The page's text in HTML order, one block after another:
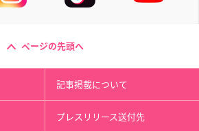
ページの先頭へ
記事掲載について
プレスリリース送付先